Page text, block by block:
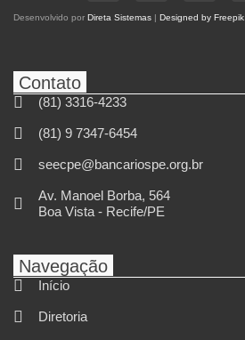
Desenvolvido por Direta Sistemas | Designed by Freepik
Contato
(81) 3316-4233
(81) 9 7347-6454
seecpe@bancariospe.org.br
Av. Manoel Borba, 564
Boa Vista - Recife/PE
Navegação
Início
Diretoria